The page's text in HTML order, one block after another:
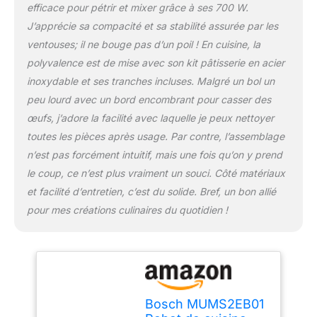
et crochet pétrisseur
pour une cuisson
parfaite. Fabriqué en
acier inoxydable et passe
au lave-vaisselle.
Eminceur avec 3 disques
pour couper et râper
efficace pour pétrir et mixer grâce à ses 700 W.
J’apprécie sa compacité et sa stabilité assurée par les
ventouses; il ne bouge pas d’un poil ! En cuisine, la
polyvalence est de mise avec son kit pâtisserie en acier
inoxydable et ses tranches incluses. Malgré un bol un
peu lourd avec un bord encombrant pour casser des
œufs, j’adore la facilité avec laquelle je peux nettoyer
toutes les pièces après usage. Par contre, l’assemblage
n’est pas forcément intuitif, mais une fois qu’on y prend
le coup, ce n’est plus vraiment un souci. Côté matériaux
et facilité d’entretien, c’est du solide. Bref, un bon allié
pour mes créations culinaires du quotidien !
Bosch MUMS2EB01